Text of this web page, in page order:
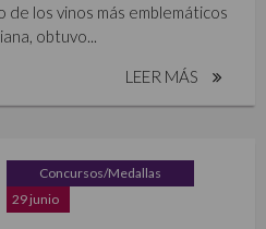
de los vinos más emblemáticos
obtuvo...
LEER MÁS
Concursos/Medallas
29 junio